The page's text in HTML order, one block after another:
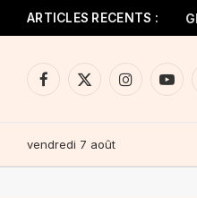
ARTICLES RECENTS :
Facebook
X
Instagram
vendredi 7 août